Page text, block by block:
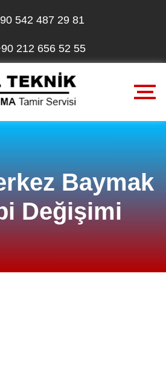
542 487 29 81
212 656 52 55
Baymak
Değişimi